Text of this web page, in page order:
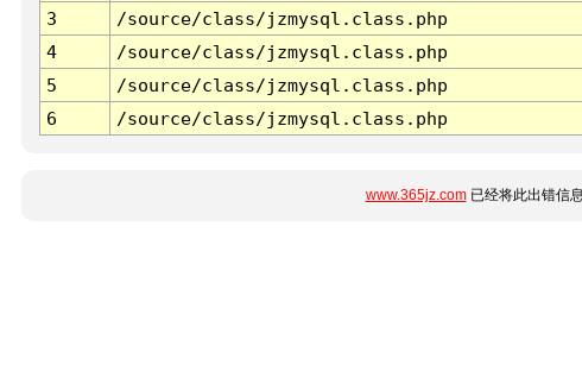
3
/source/class/jzmysql.class.php
4
/source/class/jzmysql.class.php
5
/source/class/jzmysql.class.php
6
/source/class/jzmysql.class.php
www.365jz.com已经将此出错信